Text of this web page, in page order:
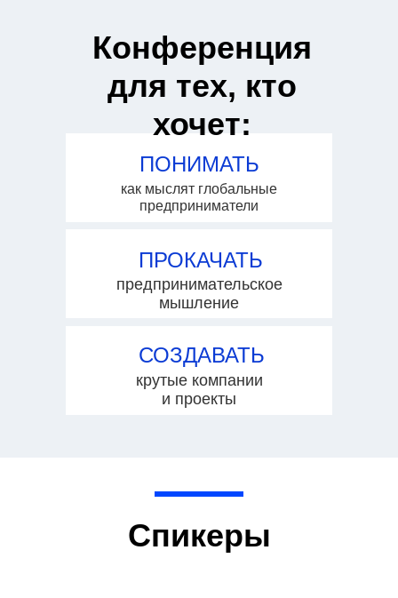
Конференция
для тех, кто
хочет:
крутые компании
и проекты
как мыслят глобальные
предприниматели
предпринимательское
мышление
СОЗДАВАТЬ
ПОНИМАТЬ
ПРОКАЧАТЬ
Спикеры